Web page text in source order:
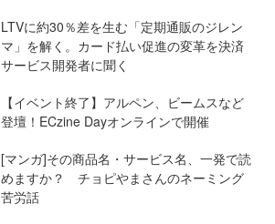
LTVに約30％差を生む「定期通販のジレン
マ」を解く。カード払い促進の変革を決済
サービス開発者に聞く
【イベント終了】アルペン、ビームスなど
登壇！ECzine Dayオンラインで開催
[マンガ]その商品名・サービス名、一発で読
めますか？ チョピやまさんのネーミング
苦労話